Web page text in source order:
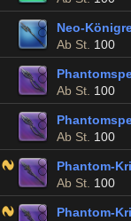
Neo-
Ab St. 100
Ab St. 100
Ab St. 100
Phantom-
Ab St. 100
Phantom-